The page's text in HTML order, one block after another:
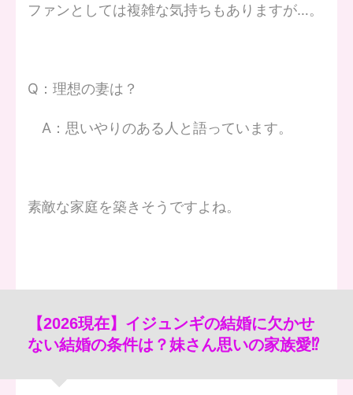
ファンとしては複雑な気持ちもありますが…。
Q：理想の妻は？
A：思いやりのある人と語っています。
素敵な家庭を築きそうですよね。
【2026現在】イジュンギの結婚に欠かせ
ない結婚の条件は？妹さん思いの家族愛⁉